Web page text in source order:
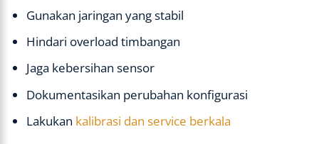
Gunakan jaringan yang stabil
Hindari overload timbangan
Jaga kebersihan sensor
Dokumentasikan perubahan konfigurasi
Lakukan kalibrasi dan service berkala